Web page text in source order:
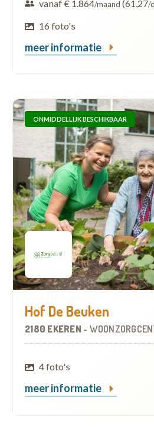
vanaf € 1.864/maand (61,27/
16 foto's
meer informatie
ONMIDDELLIJK BESCHIKBAAR
Hof De Beuken
2180 EKEREN -
4 foto's
meer informatie